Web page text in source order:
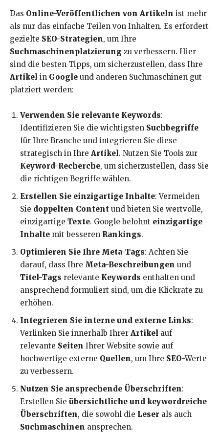
Das Online-Veröffentlichen von Artikeln ist mehr
als nur das einfache Teilen von Inhalten. Es erfordert
gezielte SEO-Strategien, um Ihre
Suchmaschinenplatzierung zu verbessern. Hier
sind die besten Tipps, um sicherzustellen, dass Ihre
Artikel in Google und anderen Suchmaschinen gut
platziert werden:
Verwenden Sie relevante Keywords:
Identifizieren Sie die wichtigsten Suchbegriffe
für Ihre Branche und integrieren Sie diese
strategisch in Ihre Artikel. Nutzen Sie Tools zur
Keyword-Recherche, um sicherzustellen, dass Sie
die richtigen Begriffe wählen.
Erstellen Sie einzigartige Inhalte: Vermeiden
Sie doppelten Content und bieten Sie wertvolle,
einzigartige Texte. Google belohnt einzigartige
Inhalte mit besseren Rankings.
Optimieren Sie Ihre Meta-Tags: Achten Sie
darauf, dass Ihre Meta-Beschreibungen und
Titel-Tags relevante Keywords enthalten und
ansprechend formuliert sind, um die Klickrate zu
erhöhen.
Integrieren Sie interne und externe Links:
Verlinken Sie innerhalb Ihrer Artikel auf
relevante Seiten Ihrer Website sowie auf
hochwertige externe Quellen, um Ihre SEO-Werte
zu verbessern.
Nutzen Sie ansprechende Überschriften:
Erstellen Sie übersichtliche und keywordreiche
Überschriften, die sowohl die Leser als auch
Suchmaschinen ansprechen.